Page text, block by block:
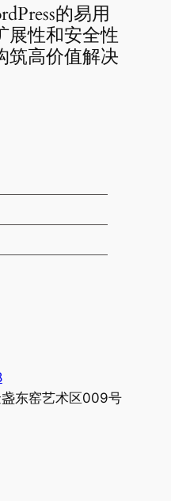
的易用
展性和安全性
筑高价值解决
东窑艺术区009号